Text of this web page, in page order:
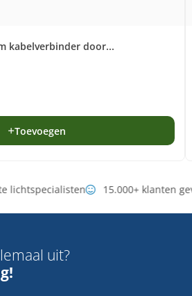
kabelverbinder door...
Toevoegen
lichtspecialisten 15.000+ klanten
uit?